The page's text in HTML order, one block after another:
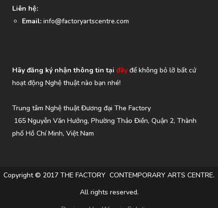
Liên hệ:
Email: info@factoryartscentre.com
Hãy đăng ký nhận thông tin tại đây để không bỏ lỡ bất cứ
hoạt động Nghệ thuật nào bạn nhé!
Trung tâm Nghệ thuật Đương đại The Factory
165 Nguyễn Văn Hưởng, Phường Thảo Điền, Quận 2, Thành
phố Hồ Chí Minh, Việt Nam
Copyright © 2017 THE FACTORY CONTEMPORARY ARTS CENTRE.
All rights reserved.